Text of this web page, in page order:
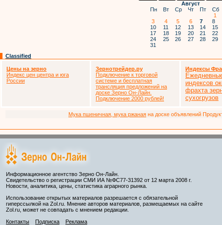
Август
Пн
Вт Ср Чт Пт Сб
1
3
4 5 6 7 8
10
11 12 13 14 15
17
18 19 20 21 22
24
25 26 27 28 29
31
Classified
Цены на зерно
Индекс цен центра и юга
России
Зернотрейдер.ру
Подключение к торговой
системе и бесплатная
трансляция предложений на
доске Зерно Он-Лайн.
Подключение 2000 рублей!
Индексы
индексов
фрахта
сухогрузов
Мука пшеничная, мука ржаная на доске объявлений
Информационное агентство Зерно Он-Лайн.
Свидетельство о регистрации СМИ ИА №ФС77-31392 от 12 марта 2008 г.
Новости, аналитика, цены, статистика аграрного рынка.
Использование открытых материалов разрешается с обязательной
гиперссылкой на Zol.ru. Мнение авторов материалов, размещаемых на сайте
Zol.ru, может не совпадать с мнением редакции.
Контакты
Подписка Реклама